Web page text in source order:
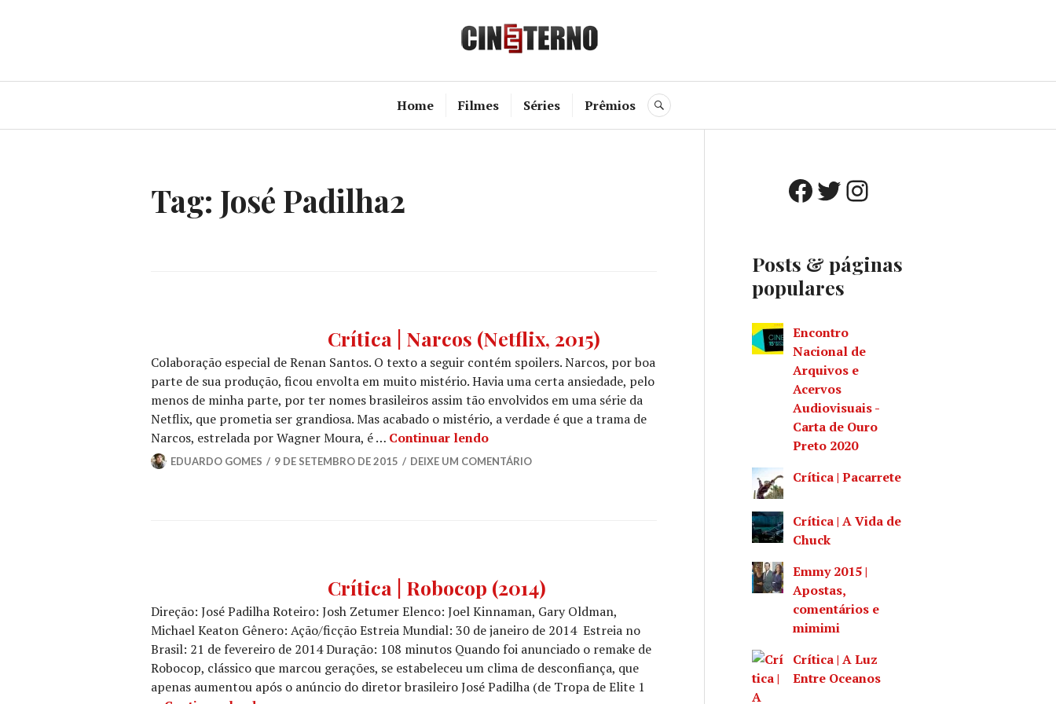
Cine Eterno
Home Filmes Séries Prêmios BUSCA
Tag: José Padilha2
SÉRIES
DE
TV
Crítica | Narcos (Netflix, 2015)
Colaboração especial de Renan Santos. O texto a seguir contém spoilers. Narcos, por boa
parte de sua produção, ficou envolta em muito mistério. Havia uma certa ansiedade, pelo
menos de minha parte, por ter nomes brasileiros assim tão envolvidos em uma série da
Netflix, que prometia ser grandiosa. Mas acabado o mistério, a verdade é que a trama de
Narcos, estrelada por Wagner Moura, é … Continuar lendoCrítica | Narcos (Netflix, 2015)
EDUARDO GOMES 9 DE SETEMBRO DE 2015 DEIXE UM COMENTÁRIO
CINEMA,
CRÍTICA
CINEMATOGRÁFICA
Crítica | Robocop (2014)
Direção: José Padilha Roteiro: Josh Zetumer Elenco: Joel Kinnaman, Gary Oldman,
Michael Keaton Gênero: Ação/ficção Estreia Mundial: 30 de janeiro de 2014 Estreia no
Brasil: 21 de fevereiro de 2014 Duração: 108 minutos Quando foi anunciado o remake de
Robocop, clássico que marcou gerações, se estabeleceu um clima de desconfiança, que
apenas aumentou após o anúncio do diretor brasileiro José Padilha (de Tropa de Elite 1
Facebook Twitter Instagram
Posts & páginas
populares
Encontro
Nacional de
Arquivos e
Acervos
Audiovisuais -
Carta de Ouro
Preto 2020
Crítica | Pacarrete
Crítica | A Vida de
Chuck
Emmy 2015 |
Apostas,
comentários e
mimimi
Crítica | A Luz
Entre Oceanos